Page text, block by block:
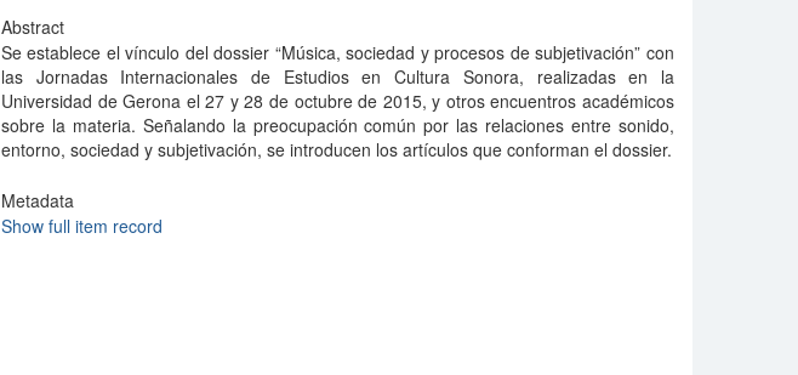
Abstract
Se establece el vínculo del dossier “Música, sociedad y procesos de subjetivación” con
las Jornadas Internacionales de Estudios en Cultura Sonora, realizadas en la
Universidad de Gerona el 27 y 28 de octubre de 2015, y otros encuentros académicos
sobre la materia. Señalando la preocupación común por las relaciones entre sonido,
entorno, sociedad y subjetivación, se introducen los artículos que conforman el dossier.
Metadata
Show full item record